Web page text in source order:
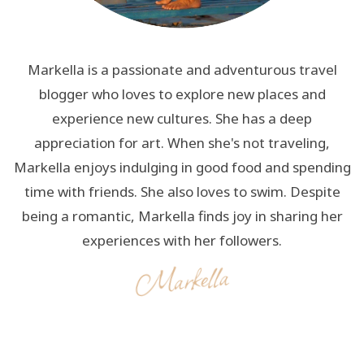
Markella is a passionate and adventurous travel
blogger who loves to explore new places and
experience new cultures. She has a deep
appreciation for art. When she's not traveling,
Markella enjoys indulging in good food and spending
time with friends. She also loves to swim. Despite
being a romantic, Markella finds joy in sharing her
experiences with her followers.